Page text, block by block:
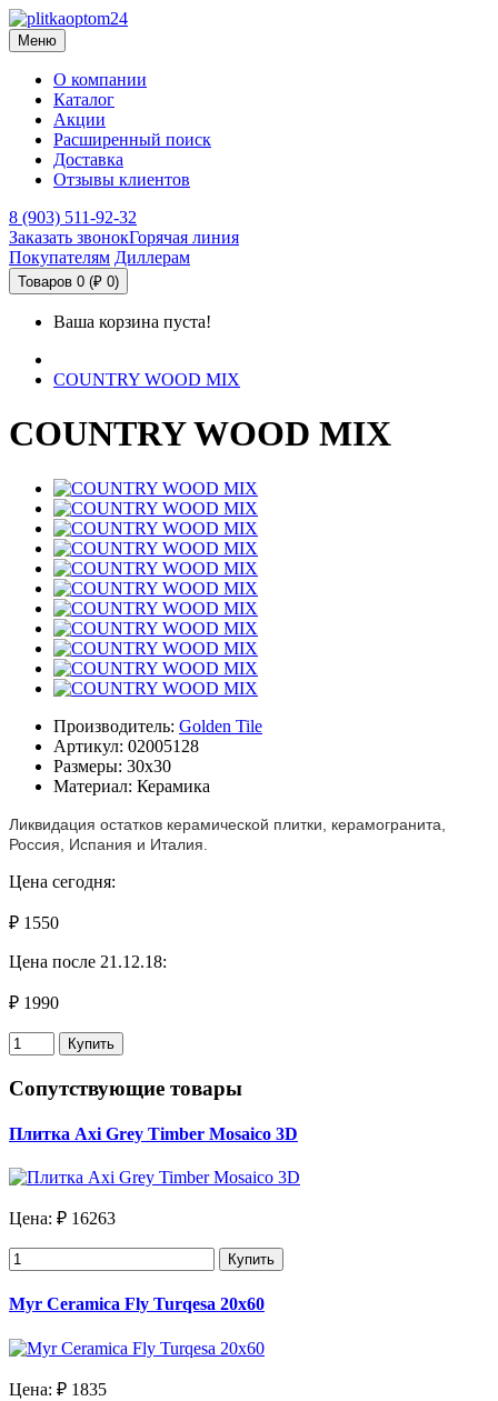
Меню
О компании
Каталог
Акции
Расширенный поиск
Доставка
Отзывы клиентов
8 (903) 511-92-32
Заказать звонокГорячая линия
Покупателям Диллерам
Товаров 0 (₽ 0)
Ваша корзина пуста!
COUNTRY WOOD MIX
COUNTRY WOOD MIX
Производитель: Golden Tile
Артикул: 02005128
Размеры: 30x30
Материал: Керамика
Ликвидация остатков керамической плитки, керамогранита,
Россия, Испания и Италия.
Цена сегодня:
₽ 1550
Цена после 21.12.18:
₽ 1990
Купить
Сопутствующие товары
Плитка Axi Grey Timber Mosaico 3D
Цена: ₽ 16263
Купить
Myr Ceramica Fly Turqesa 20х60
Цена: ₽ 1835